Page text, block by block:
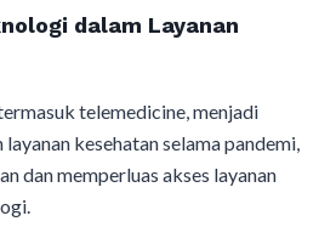
dalam Layanan
telemedicine, menjadi
kesehatan selama pandemi,
dan memperluas akses layanan